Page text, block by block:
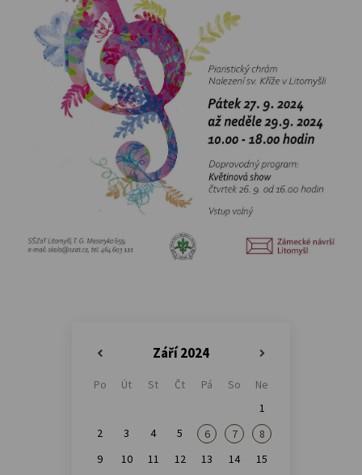
Září 2024
Po Út St Čt Pá So
Ne
1
2
3 4 5 6 7
8
9
10 11 12 13 14
15